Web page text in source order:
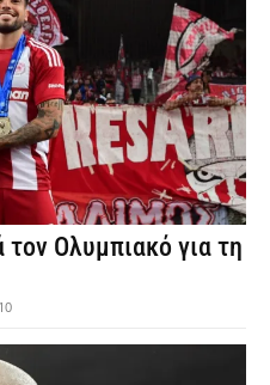
Ολυμπιακό για τη